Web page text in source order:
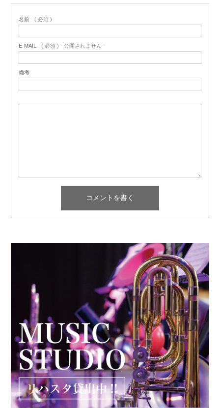
名前 ( 必須 )
E-MAIL ( 必須 ) - 公開されません -
備考